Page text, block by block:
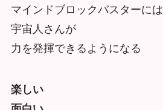
マインドブロックバスターには
宇宙人さんが
力を発揮できるようになる
楽しい